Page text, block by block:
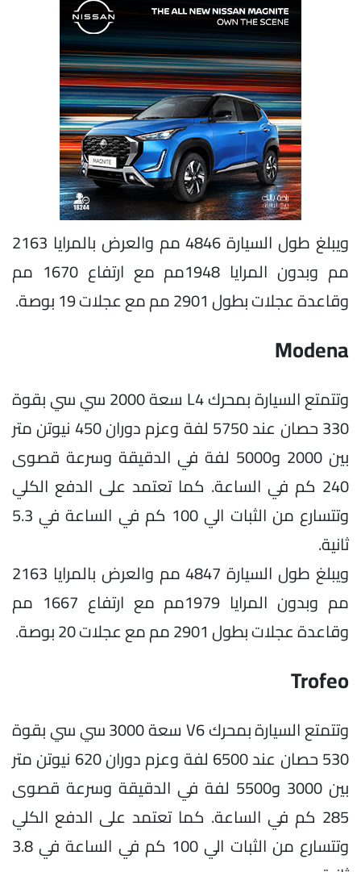
ويبلغ طول السيارة 4846 مم والعرض بالمرايا 2163
مم وبدون المرايا 1948مم مع ارتفاع 1670 مم
وقاعدة عجلات بطول 2901 مم مع عجلات 19 بوصة.
Modena
وتتمتع السيارة بمحرك L4 سعة 2000 سي سي بقوة
330 حصان عند 5750 لفة وعزم دوران 450 نيوتن متر
بين 2000 و5000 لفة في الدقيقة وسرعة قصوى
240 كم في الساعة. كما تعتمد على الدفع الكلي
وتتسارع من الثبات الي 100 كم في الساعة في 5.3
ثانية.
ويبلغ طول السيارة 4847 مم والعرض بالمرايا 2163
مم وبدون المرايا 1979مم مع ارتفاع 1667 مم
وقاعدة عجلات بطول 2901 مم مع عجلات 20 بوصة.
Trofeo
وتتمتع السيارة بمحرك V6 سعة 3000 سي سي بقوة
530 حصان عند 6500 لفة وعزم دوران 620 نيوتن متر
بين 3000 و5500 لفة في الدقيقة وسرعة قصوى
285 كم في الساعة. كما تعتمد على الدفع الكلي
وتتسارع من الثبات الي 100 كم في الساعة في 3.8